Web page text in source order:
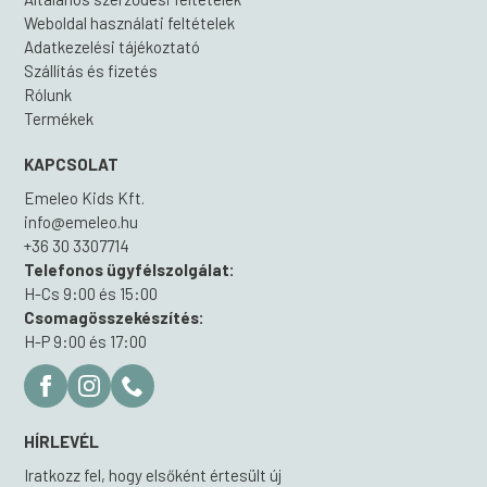
Weboldal használati feltételek
Adatkezelési tájékoztató
Szállítás és fizetés
Rólunk
Termékek
KAPCSOLAT
Emeleo Kids Kft.
info@emeleo.hu
+36 30 3307714
Telefonos ügyfélszolgálat:
H-Cs 9:00 és 15:00
Csomagösszekészítés:
H-P 9:00 és 17:00
HÍRLEVÉL
Iratkozz fel, hogy elsőként értesült új